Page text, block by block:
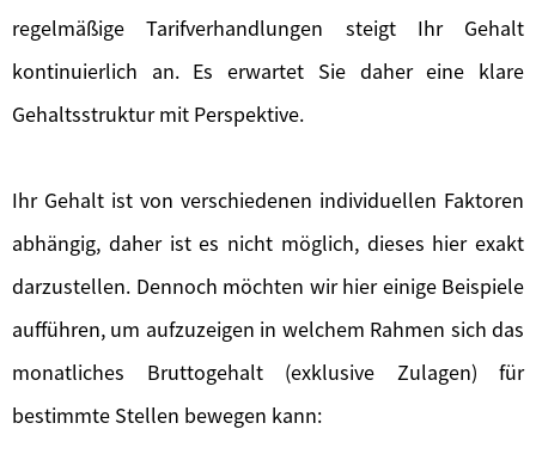
regelmäßige Tarifverhandlungen steigt Ihr Gehalt
kontinuierlich an. Es erwartet Sie daher eine klare
Gehaltsstruktur mit Perspektive.
Ihr Gehalt ist von verschiedenen individuellen Faktoren
abhängig, daher ist es nicht möglich, dieses hier exakt
darzustellen. Dennoch möchten wir hier einige Beispiele
aufführen, um aufzuzeigen in welchem Rahmen sich das
monatliches Bruttogehalt (exklusive Zulagen) für
bestimmte Stellen bewegen kann: